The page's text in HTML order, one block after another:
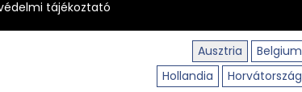
tájékoztató
Ausztria
Belgium
Hollandia
Horvátország